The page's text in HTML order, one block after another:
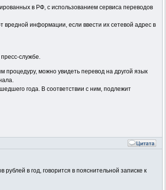
в РФ, с использованием сервиса переводов
вредной информации, если ввести их сетевой адрес в
службе.
процедуру, можно увидеть перевод на другой язык
года. В соответствии с ним, подлежит
в год, говорится в пояснительной записке к